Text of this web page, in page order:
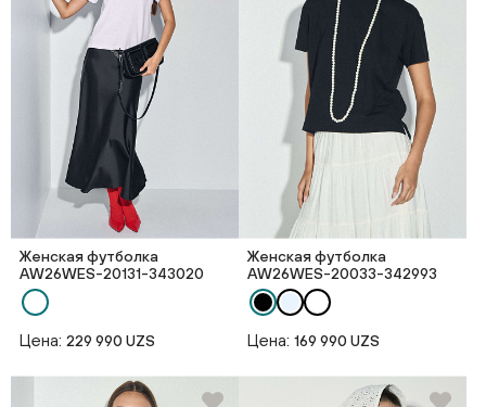
Женская футболка
AW26WES-20131-343020
Цена: 229 990 UZS
Женская футболка
AW26WES-20033-342993
Цена: 169 990 UZS